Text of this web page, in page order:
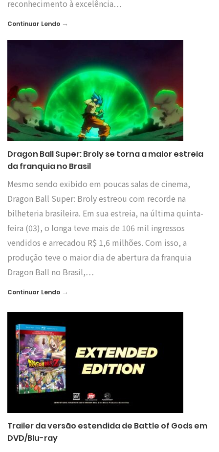
reconhecimento à excelência…
Continuar Lendo →
Dragon Ball Super: Broly se torna a maior estreia
da franquia no Brasil
Mesmo sendo exibido em poucas salas de cinema,
Dragon Ball Super: Broly estreou com recorde na
bilheteria brasileira. Em sua estreia, na última quinta-
feira (03), o longa teve mais de 106 mil ingressos
vendidos e arrecadou R$ 1,6 milhões. Com isso, a
produção teve o maior dia de abertura da franquia
Dragon Ball no Brasil,…
Continuar Lendo →
Trailer da versão estendida de Battle of Gods em
DVD/Blu-ray